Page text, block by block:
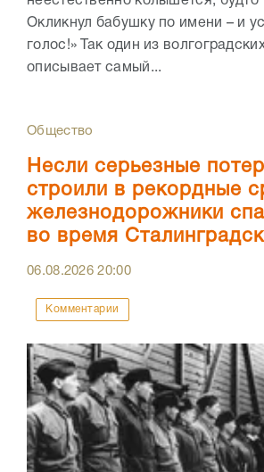
Окликнул бабушку по имени – и
голос!» Так один из
описывает самый...
Общество
Несли серьезные
строили в рекордные
железнодорожники
во время
06.08.202620:00
Комментарии